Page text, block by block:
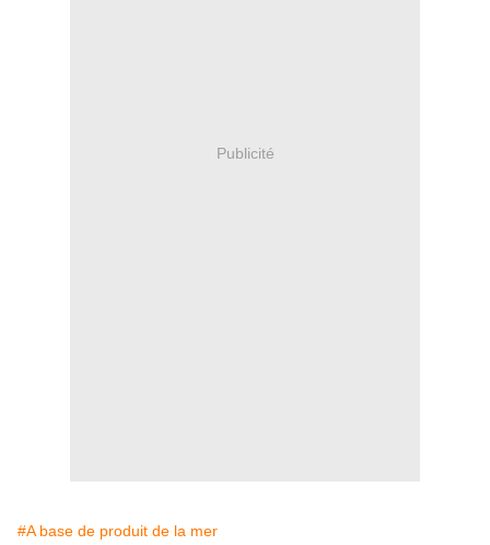
Publicité
#A base de produit de la mer